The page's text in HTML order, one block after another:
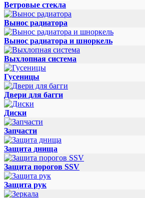
Ветровые стекла
Вынос радиатора
Вынос радиатора и шноркель
Выхлопная система
Гусеницы
Двери для багги
Диски
Запчасти
Защита днища
Защита порогов SSV
Защита рук